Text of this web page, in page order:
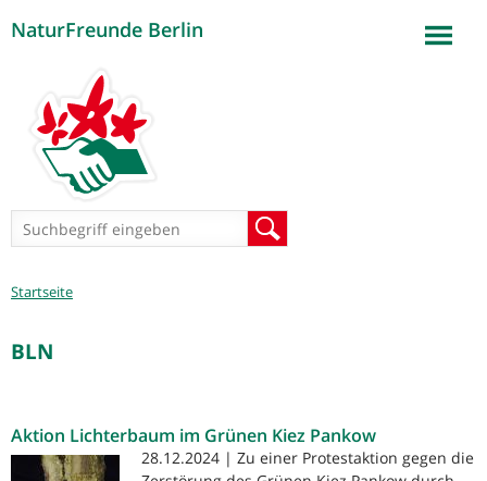
NaturFreunde Berlin
Suchformular
Sie
Startseite
BLN
Aktion Lichterbaum im Grünen Kiez Pankow
28.12.2024 | Zu einer Protestaktion gegen die